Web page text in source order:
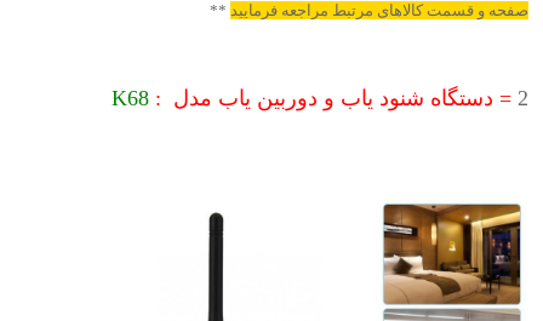
صفحه و قسمت کالاهای مرتبط مراجعه فرمایید **
2 = دستگاه شنود یاب و دوربین یاب مدل : K68